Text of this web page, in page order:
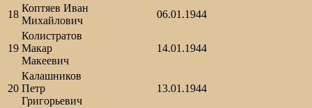
18
Коптяев Иван
Михайлович
06.01.1944
19
Колистратов
Макар
Макеевич
14.01.1944
20
Калашников
Петр
Григорьевич
13.01.1944